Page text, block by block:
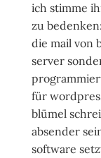
ich stimme
zu bedenken:
die mail von
server
für
blümel
absender
software